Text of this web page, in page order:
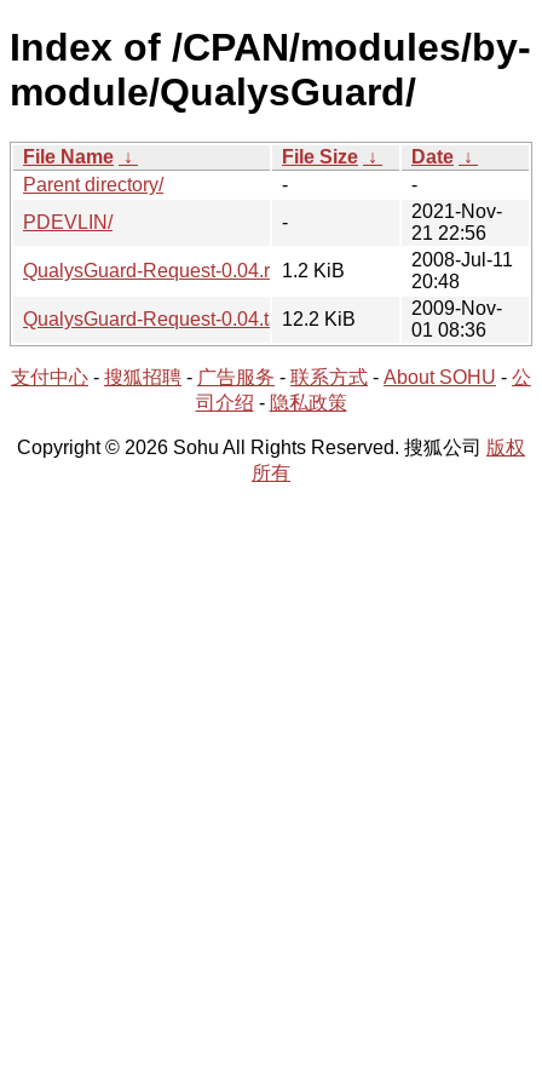
Index of /CPAN/modules/by-
module/QualysGuard/
File Name ↓ File Size ↓ Date ↓
Parent directory/
-
-
PDEVLIN/
-
2021-Nov-
21 22:56
QualysGuard-Request-0.04.readme
1.2 KiB
2008-Jul-11
20:48
QualysGuard-Request-0.04.tar.gz12.2 KiB
2009-Nov-
01 08:36
支付中心 - 搜狐招聘 - 广告服务 - 联系方式 - About SOHU - 公
司介绍 - 隐私政策
Copyright © 2026 Sohu All Rights Reserved. 搜狐公司 版权
所有